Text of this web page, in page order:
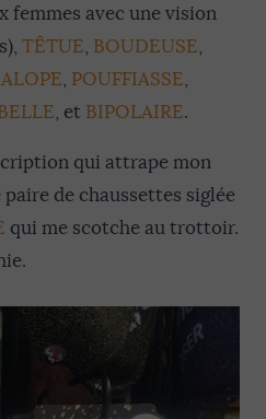
femmes avec une vision
TÊTUE, BOUDEUSE,
, POUFFIASSE,
, et BIPOLAIRE.
qui attrape mon
de chaussettes siglée
qui me scotche au trottoir.